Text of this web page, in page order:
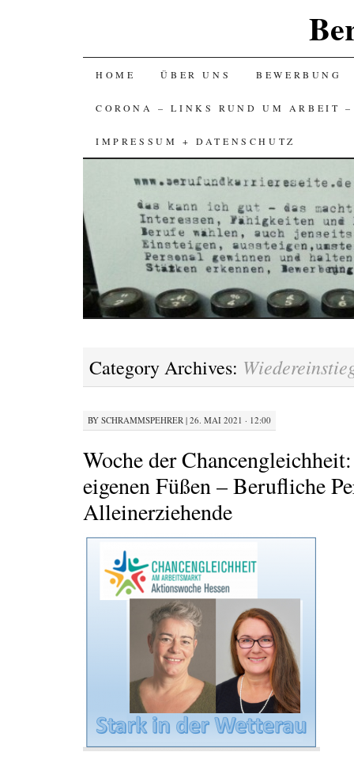
SKIP
TO
CONTENT
HOME ÜBER UNS BEWERBUNG
CORONA – LINKS RUND UM ARBEIT
IMPRESSUM + DATENSCHUTZ
Category Archives:
BY SCHRAMMSPEHRER | 26. MAI 2021 · 12:00
Woche der
eigenen Füßen – Berufliche
Alleinerziehende